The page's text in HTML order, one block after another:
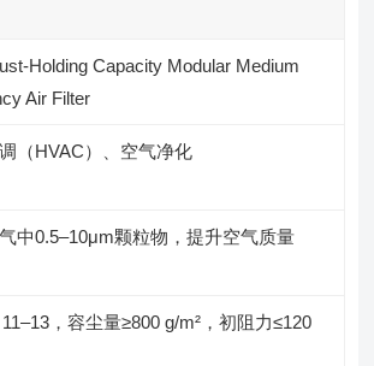
Holding Capacity Modular Medium
Air Filter
（HVAC）、空气净化
中0.5–10μm颗粒物，提升空气质量
，容尘量≥800 g/m²，初阻力≤120